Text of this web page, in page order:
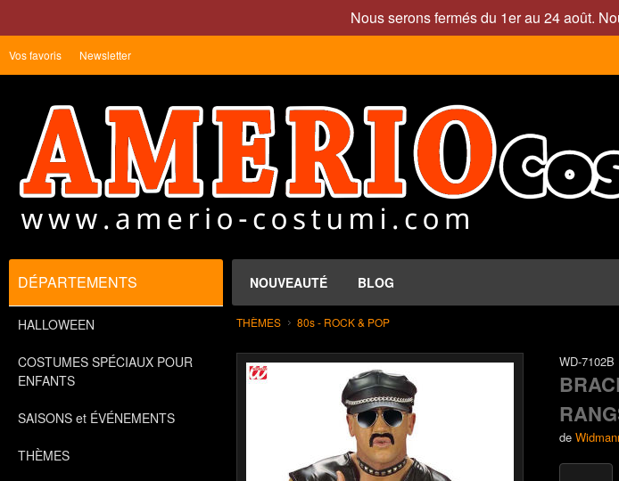
Nous serons fermés du 1er au 24 août.
Vos favoris Newsletter
NOUVEAUTÉ BLOG
DÉPARTEMENTS
HALLOWEEN
COSTUMES SPÉCIAUX POUR
ENFANTS
SAISONS et ÉVÉNEMENTS
THÈMES
THÈMES 80s - ROCK & POP
WD-7102B
de